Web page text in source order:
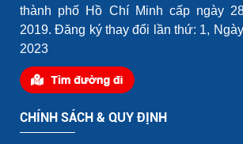
thành phố Hồ Chí Minh cấp ngày
2019. Đăng ký thay đổi lần thứ: 1,
2023
CHÍNH SÁCH & QUY ĐỊNH